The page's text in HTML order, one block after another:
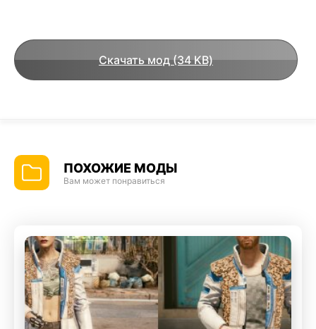
Скачать мод (34 KB)
ПОХОЖИЕ МОДЫ
Вам может понравиться